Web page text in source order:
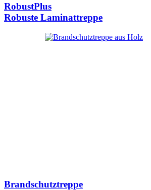
RobustPlus
Robuste Laminattreppe
Brandschutztreppe